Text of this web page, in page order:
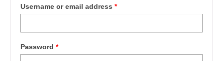
Suplemen Tiens
Alat Kesehatan Tiens
Pembalut Alami
Username or email address *
Password *